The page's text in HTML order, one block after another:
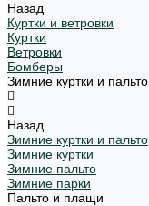
Назад
Куртки и ветровки
Куртки
Ветровки
Бомберы
Зимние куртки и пальто
Назад
Зимние куртки и пальто
Зимние куртки
Зимние пальто
Зимние парки
Пальто и плащи